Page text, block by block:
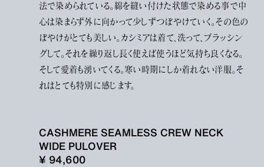
法で染められている。綿を縫い付けた状態で染める事で中
心は染まらず外に向かって少しずつぼやけていく。その色の
ぼやけがとても美しい。カシミアは着て、洗って、ブラッシン
グして。それを繰り返し長く使えば使うほど気持ち良くなる。
そして愛着も湧いてくる。寒い時期にしか着れない洋服。そ
れはとても特別に感じます。
CASHMERE SEAMLESS CREW NECK
WIDE PULOVER
¥ 94,600